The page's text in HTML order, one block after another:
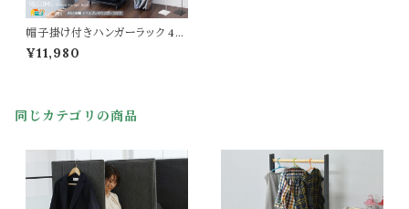
帽子掛け付きハンガーラック 45
cm幅 ブラック ホワイト 黒 白 衣
類ラック 洋服ラック コートハンガ
ター付き サイドフック付き 幅45c
¥11,980
同じカテゴリの商品